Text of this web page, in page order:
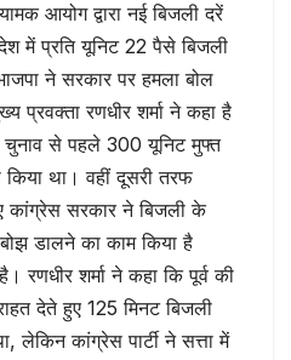
आयोग द्वारा नई बिजली दरें
में प्रति यूनिट 22 पैसे बिजली
ने सरकार पर हमला बोल
प्रवक्ता रणधीर शर्मा ने कहा है
से पहले 300 यूनिट मुफ्त
था। वहीं दूसरी तरफ
सरकार ने बिजली के
डालने का काम किया है
रणधीर शर्मा ने कहा कि पूर्व की
देते हुए 125 मिनट बिजली
लेकिन कांग्रेस पार्टी ने सत्ता में